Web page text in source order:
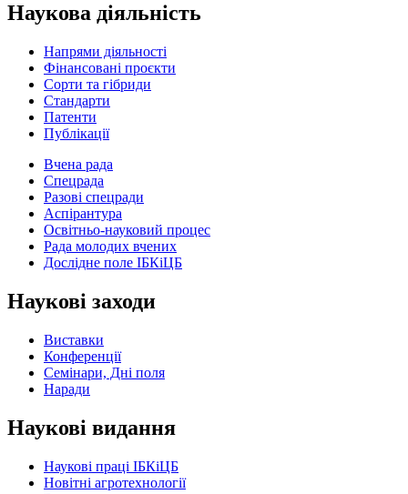
Наукова діяльність
Напрями діяльності
Фінансовані проєкти
Сорти та гібриди
Стандарти
Патенти
Публікації
Вчена рада
Спецрада
Разові спецради
Аспірантура
Освітньо-науковий процес
Рада молодих вчених
Дослідне поле ІБКіЦБ
Наукові заходи
Виставки
Конференції
Семінари, Дні поля
Наради
Наукові видання
Наукові праці ІБКіЦБ
Новітні агротехнології